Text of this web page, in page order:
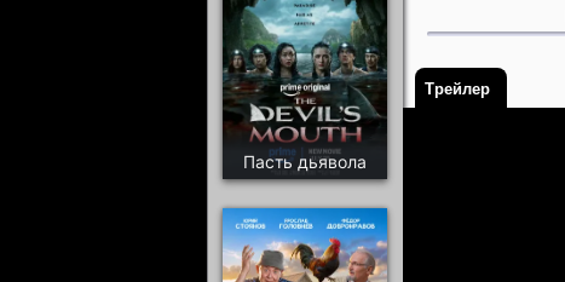
Трейлер
Пасть дьявола